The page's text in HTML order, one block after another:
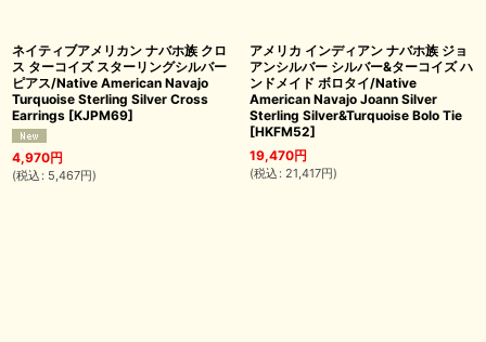
ネイティブアメリカン ナバホ族 クロ
ス ターコイズ スターリングシルバー
ピアス/Native American Navajo
Turquoise Sterling Silver Cross
Earrings [KJPM69]
4,970円
(税込 : 5,467円)
アメリカ インディアン ナバホ族 ジョ
アンシルバー シルバー&ターコイズ ハ
ンドメイド ボロタイ/Native
American Navajo Joann Silver
Sterling Silver&Turquoise Bolo Tie
[HKFM52]
19,470円
(税込 : 21,417円)